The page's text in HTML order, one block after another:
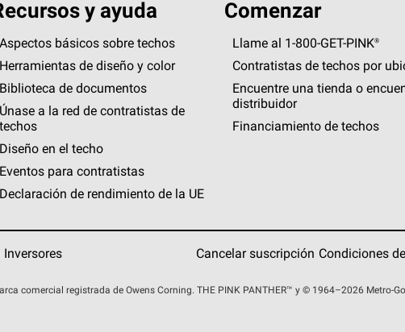
y ayuda
Aspectos básicos sobre techos
Herramientas de diseño y color
Biblioteca de documentos
Únase a la red de contratistas de
techos
Diseño en el techo
Eventos para contratistas
Declaración de rendimiento de la UE
Comenzar
Llame al 1-800-GET-PINK®
Contratistas de techos por
Encuentre una tienda o
distribuidor
Financiamiento de techos
Inversores Cancelar suscripción Condiciones
comercial registrada de Owens Corning. THE PINK PANTHER™ y © 1964–2026 Metro-